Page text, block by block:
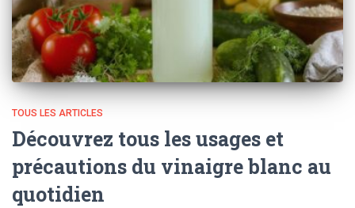
TOUS LES ARTICLES
Découvrez tous les usages et
précautions du vinaigre blanc au
quotidien